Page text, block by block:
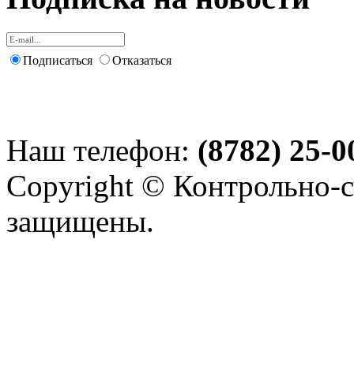
Подписаться Отказаться
Наш телефон: (8782) 25-
Copyright © Контрольно-
защищены.